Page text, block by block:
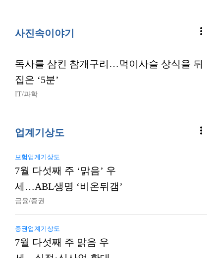
사진속이야기 more_vert
독사를 삼킨 참개구리…먹이사슬 상식을 뒤
집은 ‘5분’
IT/과학
업계기상도 more_vert
보험업계기상도
7월 다섯째 주 ‘맑음’ 우
세…ABL생명 ‘비온뒤갬’
금융/증권
증권업계기상도
7월 다섯째 주 맑음 우